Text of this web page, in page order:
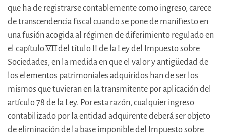
que ha de registrarse contablemente como ingreso, carece
de transcendencia fiscal cuando se pone de manifiesto en
una fusión acogida al régimen de diferimiento regulado en
el capítulo VII del título II de la Ley del Impuesto sobre
Sociedades, en la medida en que el valor y antigüedad de
los elementos patrimoniales adquiridos han de ser los
mismos que tuvieran en la transmitente por aplicación del
artículo 78 de la Ley. Por esta razón, cualquier ingreso
contabilizado por la entidad adquirente deberá ser objeto
de eliminación de la base imponible del Impuesto sobre